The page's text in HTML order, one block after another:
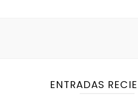
ENTRADAS